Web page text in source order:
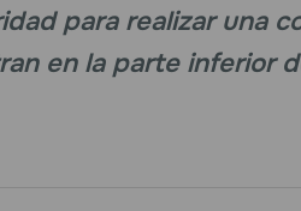
para realizar una
en la parte inferior